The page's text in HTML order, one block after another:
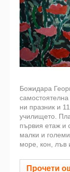
Божидара
ни празник и
училището.
първия етаж и
малки и
море, кон, лъв
Прочети